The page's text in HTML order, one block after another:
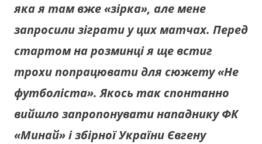
яка я там вже «зірка», але мене
запросили зіграти у цих матчах. Перед
стартом на розминці я ще встиг
трохи попрацювати для сюжету «Не
футболіста». Якось так спонтанно
вийшло запропонувати нападнику ФК
«Минай» і збірної України Євгену